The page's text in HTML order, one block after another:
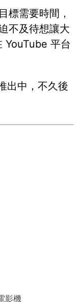
標需要時間，
不及待想讓大
YouTube 平台
出中，不久後
影機